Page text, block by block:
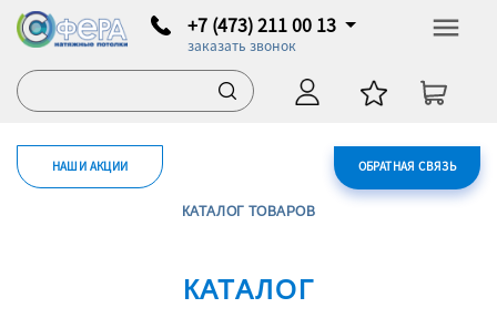
+7 (473) 211 00 13
заказать звонок
ОБРАТНАЯ СВЯЗЬ
НАШИ АКЦИИ
КАТАЛОГ ТОВАРОВ
КАТАЛОГ